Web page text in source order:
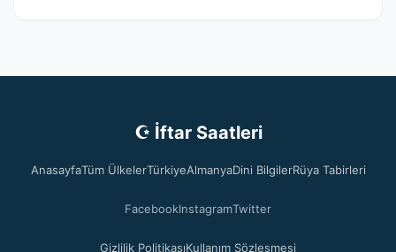
☪ İftar Saatleri
AnasayfaTüm ÜlkelerTürkiyeAlmanyaDini BilgilerRüya Tabirleri
FacebookInstagramTwitter
Gizlilik PolitikasıKullanım Sözleşmesi